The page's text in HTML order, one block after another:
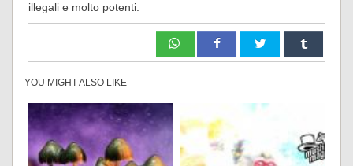
illegali e molto potenti.
YOU MIGHT ALSO LIKE